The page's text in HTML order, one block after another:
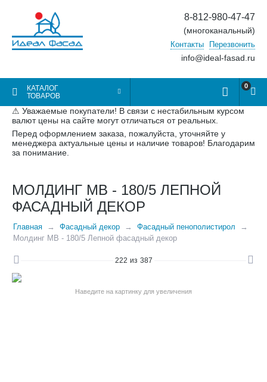
8-812-980-47-47
(многоканальный)
Контакты Перезвонить
info@ideal-fasad.ru
КАТАЛОГ
ТОВАРОВ
0
⚠ Уважаемые покупатели! В связи с нестабильным курсом
валют цены на сайте могут отличаться от реальных.
Перед оформлением заказа, пожалуйста, уточняйте у
менеджера актуальные цены и наличие товаров! Благодарим
за понимание.
МОЛДИНГ МВ - 180/5 ЛЕПНОЙ
ФАСАДНЫЙ ДЕКОР
Главная Фасадный декор
Фасадный пенополистирол
Молдинг МВ - 180/5 Лепной фасадный декор
222 из 387
Наведите на картинку для увеличения